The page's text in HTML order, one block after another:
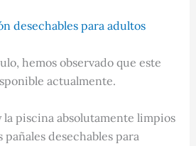
desechables para adultos
hemos observado que este
actualmente.
la piscina absolutamente limpios
pañales desechables para